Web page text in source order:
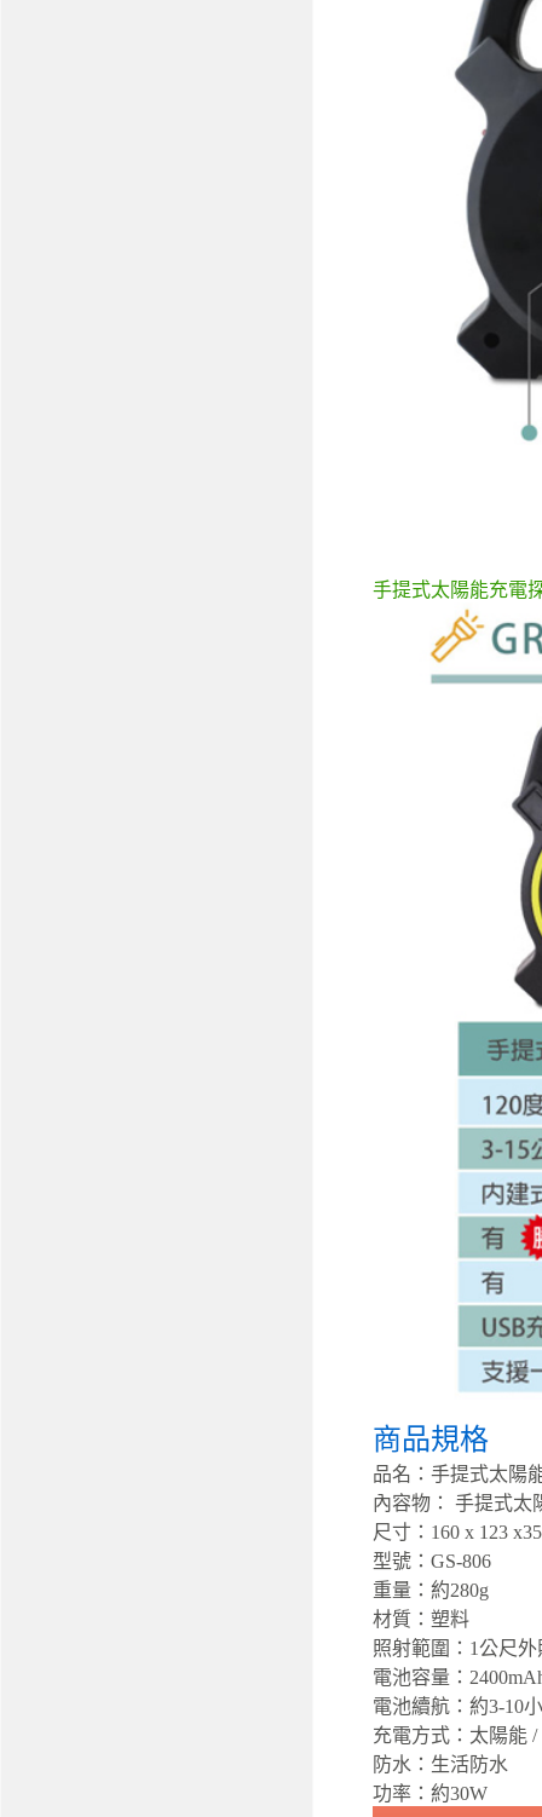
手提式太陽能充電
商品規格
品名：手提式太陽
內容物： 手提式太
尺寸：160 x 123
型號：GS-806
重量：約280g
材質：塑料
照射範圍：1公尺
電池容量：
電池續航：約3-10
充電方式：太陽能 /
防水：生活防水
功率：約30W